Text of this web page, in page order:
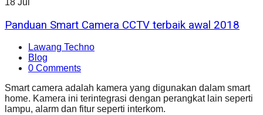
Panduan Smart Camera CCTV terbaik awal 2018
Lawang Techno
Blog
0 Comments
Smart camera adalah kamera yang digunakan dalam smart
home. Kamera ini terintegrasi dengan perangkat lain seperti
lampu, alarm dan fitur seperti interkom.